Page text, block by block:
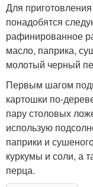
Для
понадобятся
рафинированное
масло, паприка,
молотый черный
Первым шагом
картошки по-
пару столовых
использую
паприки и
куркумы и соли, а
перца.